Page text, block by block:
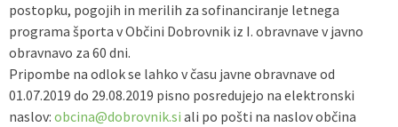
postopku, pogojih in merilih za sofinanciranje letnega
programa športa v Občini Dobrovnik iz I. obravnave v javno
obravnavo za 60 dni.
Pripombe na odlok se lahko v času javne obravnave od
01.07.2019 do 29.08.2019 pisno posredujejo na elektronski
naslov: obcina@dobrovnik.si ali po pošti na naslov občina